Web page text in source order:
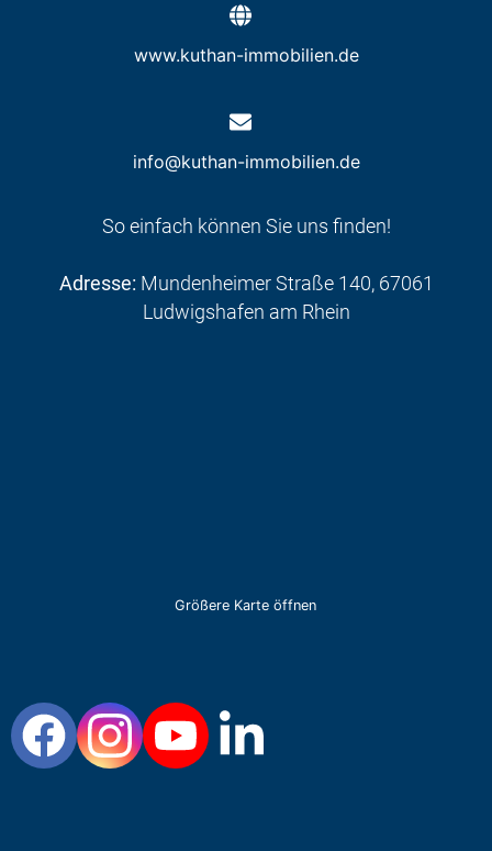
www.kuthan-immobilien.de
info@kuthan-immobilien.de
So einfach können Sie uns finden!
Adresse: Mundenheimer Straße 140, 67061
Ludwigshafen am Rhein
Größere Karte öffnen